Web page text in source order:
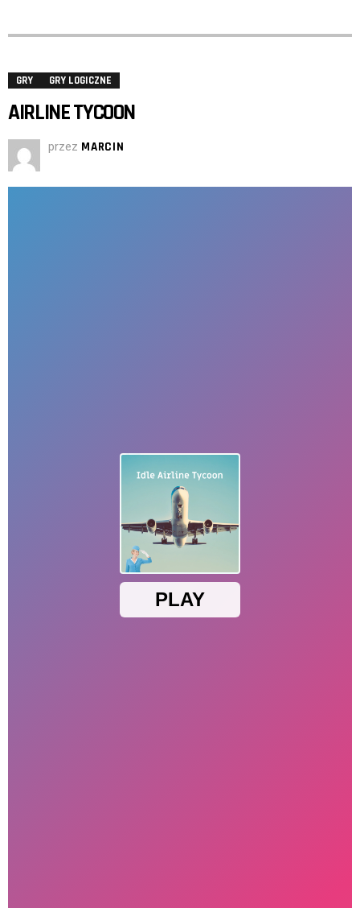
GRY GRY LOGICZNE
AIRLINE TYCOON
przez MARCIN